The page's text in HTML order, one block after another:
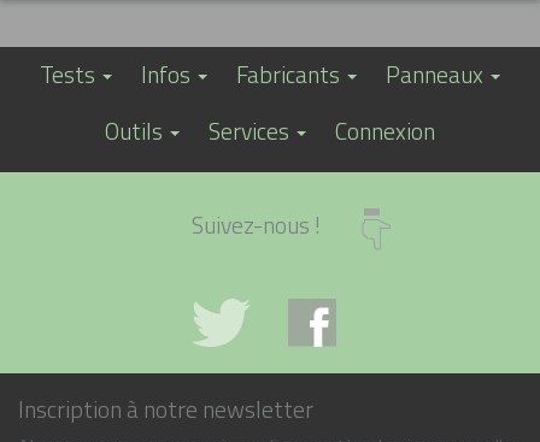
Tests Infos Fabricants
Panneaux
Outils
Services Connexion
Suivez-nous !
Inscription à notre newsletter